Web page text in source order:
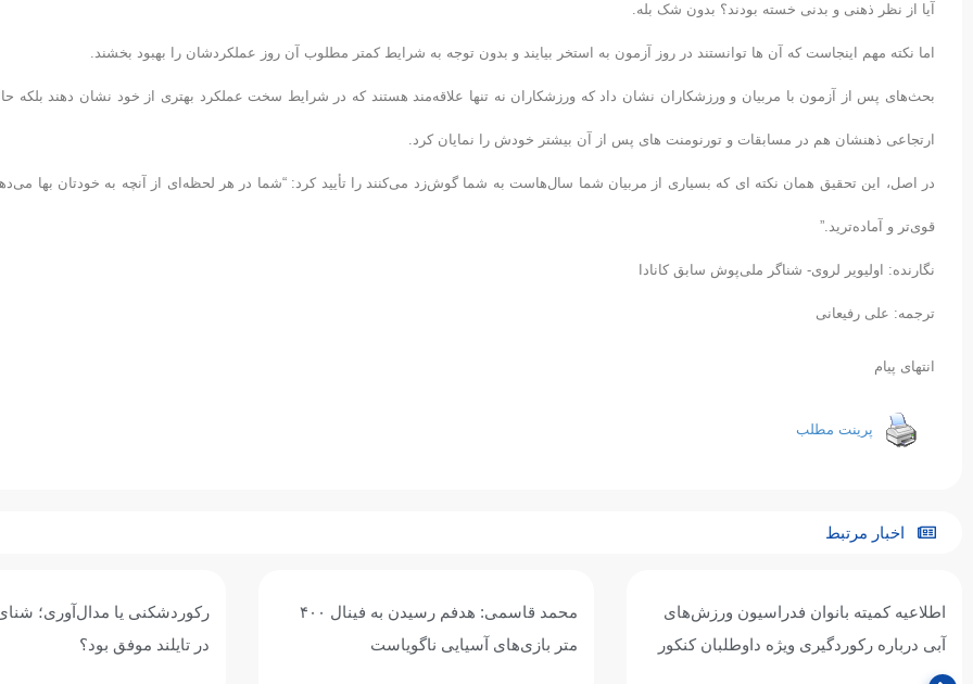
آیا از نظر ذهنی و بدنی خسته بودند؟ بدون شک بله.
اما نکته مهم اینجاست که آن ها توانستند در روز آزمون به استخر بیایند و بدون توجه به شرایط کمتر مطلوب آن روز عملکردشان را بهبود بخشند.
بحث‌های پس از آزمون با مربیان و ورزشکاران نشان داد که ورزشکاران نه تنها علاقه‌مند هستند که در شرایط سخت عملکرد بهتری از خود نشان دهند بلکه
ارتجاعی ذهنشان هم در مسابقات و تورنومنت های پس از آن بیشتر خودش را نمایان کرد.
در اصل، این تحقیق همان نکته ای که بسیاری از مربیان شما سال‌هاست به شما گوش‌زد می‌کنند را تأیید کرد: “شما در هر لحظه‌ای از آنچه به خودتان بها
قوی‌تر و آماده‌ترید.”
نگارنده: اولیویر لروی- شناگر ملی‌پوش سابق کانادا
ترجمه: علی رفیعانی
انتهای پیام
پرینت مطلب
اخبار مرتبط
اطلاعیه کمیته بانوان فدراسیون ورزش‌های
آبی درباره رکوردگیری ویژه داوطلبان کنکور
محمد قاسمی: هدفم رسیدن به فینال ۴۰۰
متر بازی‌های آسیایی ناگویاست
رکوردشکنی یا مدال‌آوری؛ شنای
در تایلند موفق بود؟